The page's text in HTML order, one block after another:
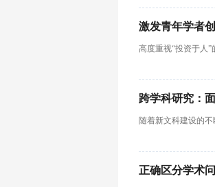
激发青年学者
高度重视“投资于人”
跨学科研究：
随着新文科建设的
正确区分学术